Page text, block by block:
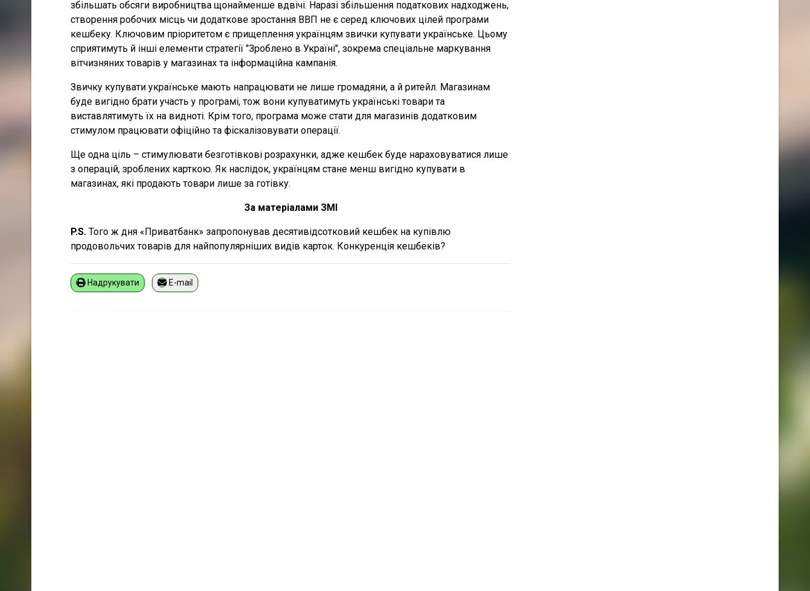
збільшать обсяги виробництва щонайменше вдвічі. Наразі збільшення податкових надходжень,
створення робочих місць чи додаткове зростання ВВП не є серед ключових цілей програми
кешбеку. Ключовим пріоритетом є прищеплення українцям звички купувати українське. Цьому
сприятимуть й інші елементи стратегії "Зроблено в Україні", зокрема спеціальне маркування
вітчизняних товарів у магазинах та інформаційна кампанія.
Звичку купувати українське мають напрацювати не лише громадяни, а й ритейл. Магазинам
буде вигідно брати участь у програмі, тож вони купуватимуть українські товари та
виставлятимуть їх на видноті. Крім того, програма може стати для магазинів додатковим
стимулом працювати офіційно та фіскалізовувати операції.
Ще одна ціль – стимулювати безготівкові розрахунки, адже кешбек буде нараховуватися лише
з операцій, зроблених карткою. Як наслідок, українцям стане менш вигідно купувати в
магазинах, які продають товари лише за готівку.
За матеріалами ЗМІ
P.S. Того ж дня «Приватбанк» запропонував десятивідсотковий кешбек на купівлю
продовольчих товарів для найпопулярніших видів карток. Конкуренція кешбеків?
Надрукувати E-mail